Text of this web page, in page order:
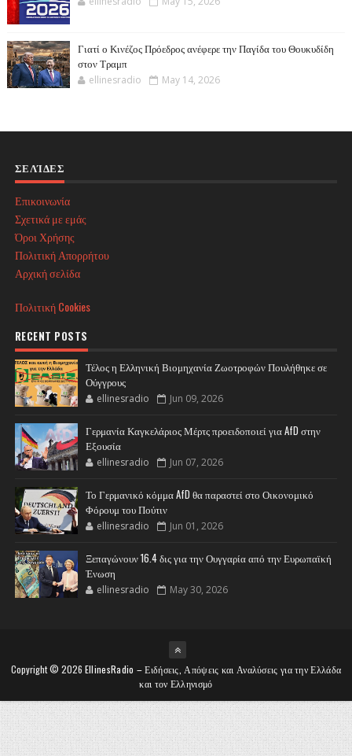
Γιατί ο Κινέζος Πρόεδρος ανέφερε την Παγίδα του Θουκυδίδη
στον Τραμπ
ellinesradio May 14, 2026
ΣΕΛΊΔΕΣ
Επικοινωνία
Σχετικά με εμάς
Όροι Χρήσης
Πολιτική Απορρήτου
Αρχική σελίδα
Πολιτική Cookies
RECENT POSTS
Τέλος η Ελληνική Βιομηχανία Ζωοτροφών Πουλήθηκε σε
Ούγγρους
ellinesradio Jun 09, 2026
Γερμανία Καγκελάριος Μέρτς προειδοποιεί για AfD στην
Εξουσία
ellinesradio Jun 07, 2026
Το Γερμανικό κόμμα AfD θα παραστεί στο Οικονομικό
Φόρουμ του Πούτιν
ellinesradio Jun 01, 2026
Ξεπαγώνουν 16.4 δις για την Ουγγαρία από την Ευρωπαϊκή
Ένωση
ellinesradio May 30, 2026
Copyright © 2026 EllinesRadio – Ειδήσεις, Απόψεις και Αναλύσεις για την Ελλάδα
και τον Ελληνισμό